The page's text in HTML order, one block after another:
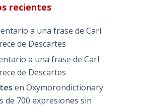
recientes
a una frase de Carl
de Descartes
a una frase de Carl
de Descartes
en Oxymorondictionary
de 700 expresiones sin